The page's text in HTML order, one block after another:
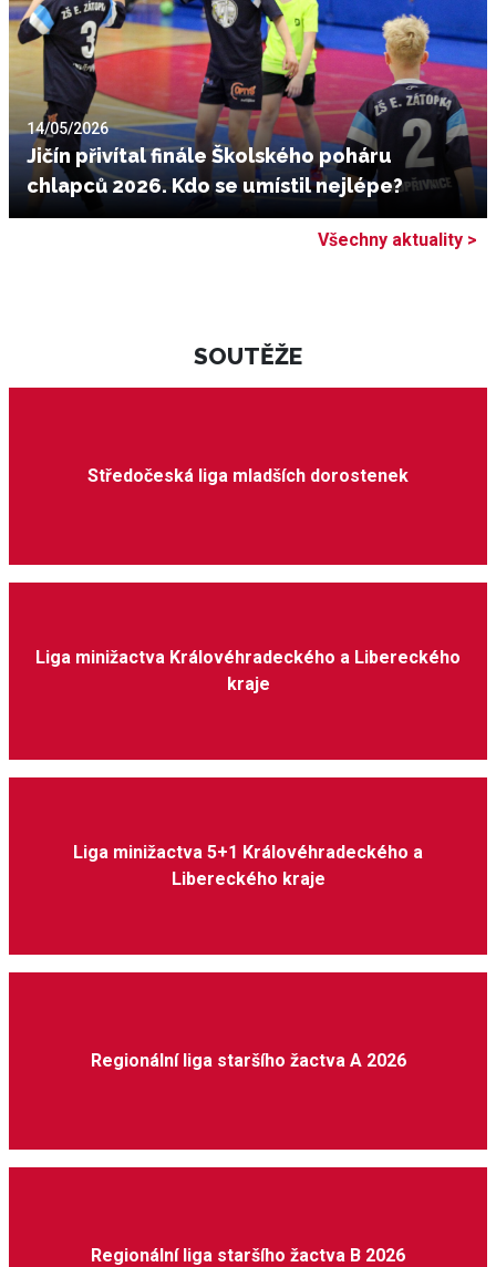
14/05/2026
Jičín přivítal finále Školského poháru
chlapců 2026. Kdo se umístil nejlépe?
Všechny aktuality >
SOUTĚŽE
Středočeská liga mladších dorostenek
Liga minižactva Královéhradeckého a Libereckého
kraje
Liga minižactva 5+1 Královéhradeckého a
Libereckého kraje
Regionální liga staršího žactva A 2026
Regionální liga staršího žactva B 2026